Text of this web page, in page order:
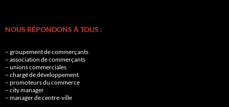
NOUS RÉPONDONS À TOUS :
– groupement de commerçants
– association de commerçants
– unions commerciales
– chargé de développement
– promoteurs du commerce
– city manager
– manager de centre-ville